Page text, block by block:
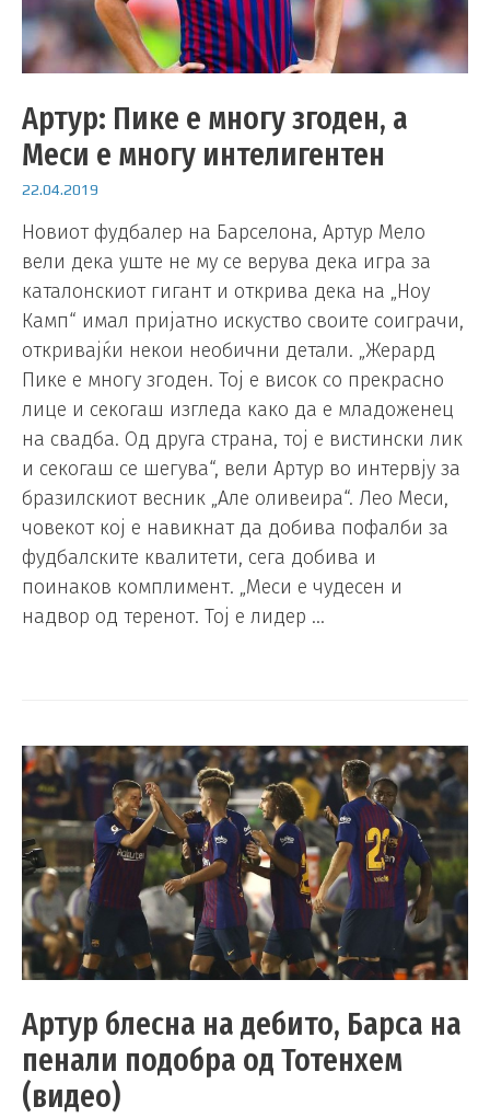
Артур: Пике е многу згоден, а
Меси е многу интелигентен
22.04.2019
Новиот фудбалер на Барселона, Артур Мело
вели дека уште не му се верува дека игра за
каталонскиот гигант и открива дека на „Ноу
Камп“ имал пријатно искуство своите соиграчи,
откривајќи некои необични детали. „Жерард
Пике е многу згоден. Тој е висок со прекрасно
лице и секогаш изгледа како да е младоженец
на свадба. Од друга страна, тој е вистински лик
и секогаш се шегува“, вели Артур во интервју за
бразилскиот весник „Але оливеира“. Лео Меси,
човекот кој е навикнат да добива пофалби за
фудбалските квалитети, сега добива и
поинаков комплимент. „Меси е чудесен и
надвор од теренот. Тој е лидер …
Артур блесна на дебито, Барса на
пенали подобра од Тотенхем
(видео)